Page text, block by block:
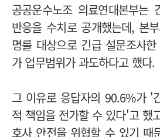
공공운수노조 의료연대본부는
반응을 수치로 공개했는데, 본
명를 대상으로 긴급 설문조사
가 업무범위가 과도하다고 했다.
그 이유로 응답자의 90.6%가 '
적 책임을 전가할 수 있다'고 했
호사 안전을 위협할 수 있기 때